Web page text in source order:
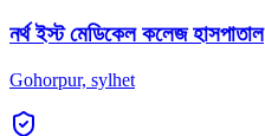
নর্থ ইস্ট মেডিকেল কলেজ হাসপাতাল
Gohorpur, sylhet